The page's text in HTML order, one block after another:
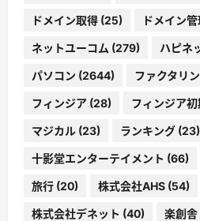
ドメイン取得 (25) ドメイン
ネットユーコム (279) ハピネ
パソコン (2644) ファクタリ
フィンジア (28) フィンジア
マジカル (23) ランキング (23)
十影堂エンターテイメント (66)
旅行 (20) 株式会社AHS (54)
株式会社デネット (40) 楽創舎